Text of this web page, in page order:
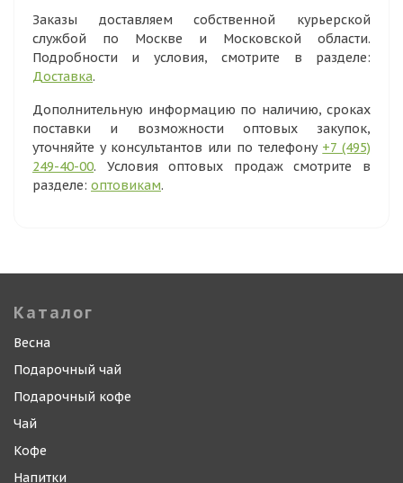
Заказы доставляем собственной курьерской
службой по Москве и Московской области.
Подробности и условия, смотрите в разделе:
Доставка.
Дополнительную информацию по наличию, сроках
поставки и возможности оптовых закупок,
уточняйте у консультантов или по телефону +7 (495)
249-40-00. Условия оптовых продаж смотрите в
разделе: оптовикам.
Каталог
Весна
Подарочный чай
Подарочный кофе
Чай
Кофе
Напитки